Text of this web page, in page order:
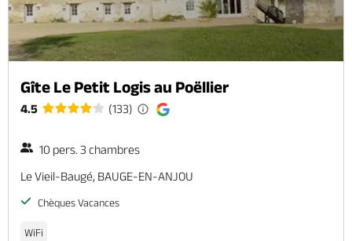
Gîte Le Petit Logis au Poëllier
4.5 (133)
10 pers. 3 chambres
Le Vieil-Baugé, BAUGE-EN-ANJOU
Chèques Vacances
WiFi